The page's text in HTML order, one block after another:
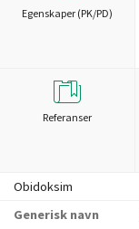
Egenskaper (PK/PD)
Referanser
Obidoksim
Generisk navn